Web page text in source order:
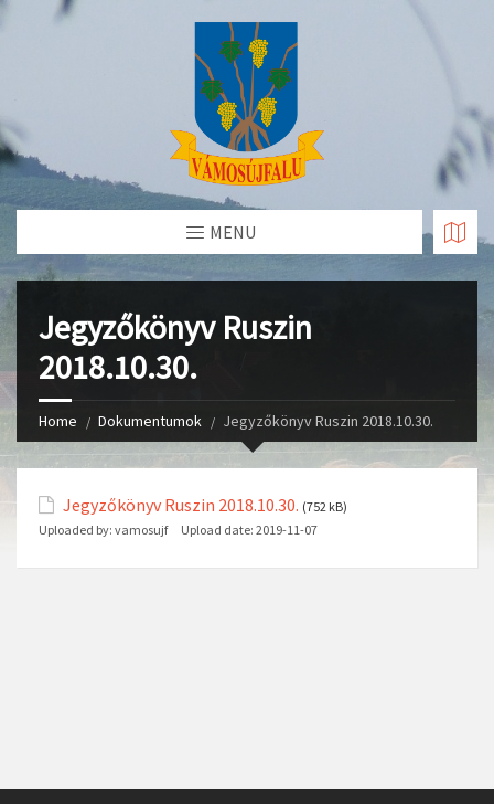
Skip
MENU
Jegyzőkönyv Ruszin
2018.10.30.
Home Dokumentumok Jegyzőkönyv Ruszin 2018.10.30.
Jegyzőkönyv Ruszin 2018.10.30. (752 kB)
Uploaded by: vamosujf Upload date: 2019-11-07